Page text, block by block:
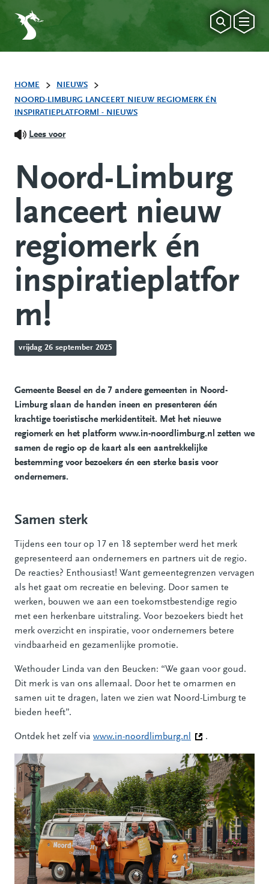
HOME
NIEUWS
NOORD-LIMBURG LANCEERT NIEUW REGIOMERK ÉN
INSPIRATIEPLATFORM! - NIEUWS
Lees voor
Noord-Limburg
lanceert nieuw
regiomerk én
inspiratieplatfor
m!
vrijdag 26 september 2025
Gemeente Beesel en de 7 andere gemeenten in Noord-
Limburg slaan de handen ineen en presenteren één
krachtige toeristische merkidentiteit. Met het nieuwe
regiomerk en het platform www.in-noordlimburg.nl zetten we
samen de regio op de kaart als een aantrekkelijke
bestemming voor bezoekers én een sterke basis voor
ondernemers.
Samen sterk
Tijdens een tour op 17 en 18 september werd het merk
gepresenteerd aan ondernemers en partners uit de regio.
De reacties? Enthousiast! Want gemeentegrenzen vervagen
als het gaat om recreatie en beleving. Door samen te
werken, bouwen we aan een toekomstbestendige regio
met een herkenbare uitstraling. Voor bezoekers biedt het
merk overzicht en inspiratie, voor ondernemers betere
vindbaarheid en gezamenlijke promotie.
Wethouder Linda van den Beucken: “We gaan voor goud.
Dit merk is van ons allemaal. Door het te omarmen en
samen uit te dragen, laten we zien wat Noord-Limburg te
bieden heeft”.
Ontdek het zelf via www.in-noordlimburg.nl (Deze link gaat
.